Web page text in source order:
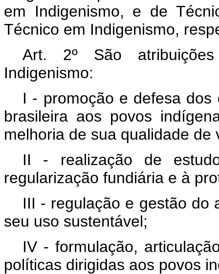
em Indigenismo, e de
Técnico em Indigenismo,
Art. 2º São
Indigenismo:
I - promoção e defesa dos
brasileira aos povos
melhoria de sua qualidade de
II - realização de
regularização fundiária e à
III - regulação e gestão do
seu uso sustentável;
IV - formulação,
políticas dirigidas aos povos